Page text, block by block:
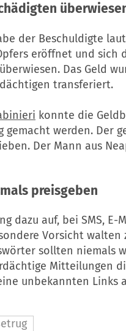
der Beschuldigte
eröffnet und sich
Das Geld
transferiert.
konnte die
werden. Der
Der Mann aus
preisgeben
dazu auf, bei SMS, E-
Vorsicht walten
sollten niemals
Mitteilungen
unbekannten Links